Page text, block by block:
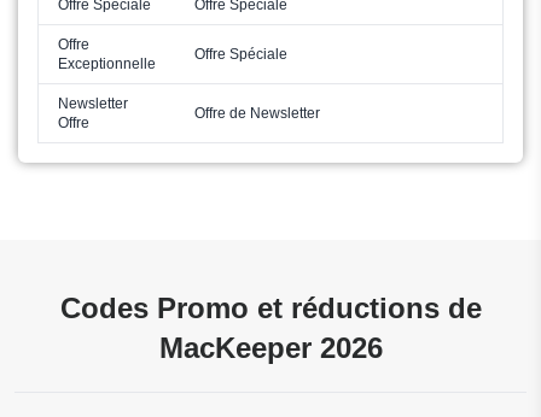
Offre Spéciale Offre Spéciale
Offre
Exceptionnelle
Offre Spéciale
Newsletter
Offre
Offre de Newsletter
Codes Promo et réductions de
MacKeeper 2026